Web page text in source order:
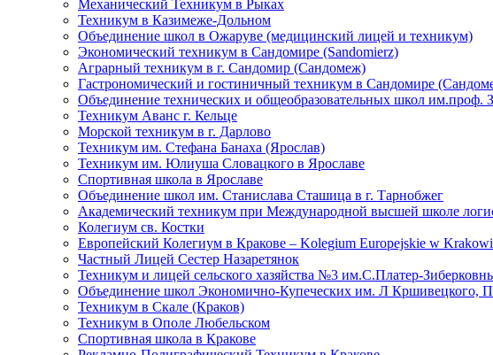
Механический Техникум в Рыках
Техникум в Казимеже-Дольном
Объединение школ в Ожаруве (медицинский лицей и техникум)
Экономический техникум в Сандомире (Sandomierz)
Аграрный техникум в г. Сандомир (Сандомеж)
Гастрономический и гостиничный техникум в Сандомире
Объединение технических и общеобразовательных школ им.проф.
Техникум Аванс г. Кельце
Морской техникум в г. Дарлово
Техникум им. Стефана Банаха (Ярослав)
Техникум им. Юлиуша Словацкого в Ярославе
Спортивная школа в Ярославе
Объединение школ им. Станислава Сташица в г. Тарнобжег
Академический техникум при Международной высшей школе
Колегиум св. Костки
Европейский Колегиум в Кракове – Kolegium Europejskie w
Частный Лицей Сестер Назаретянок
Техникум и лицей сельского хазяйства №3 им.С.Платер-
Объединение школ Экономично-Купеческих им. Л Кршивецкого,
Техникум в Скале (Краков)
Техникум в Ополе Любельском
Спортивная школа в Кракове